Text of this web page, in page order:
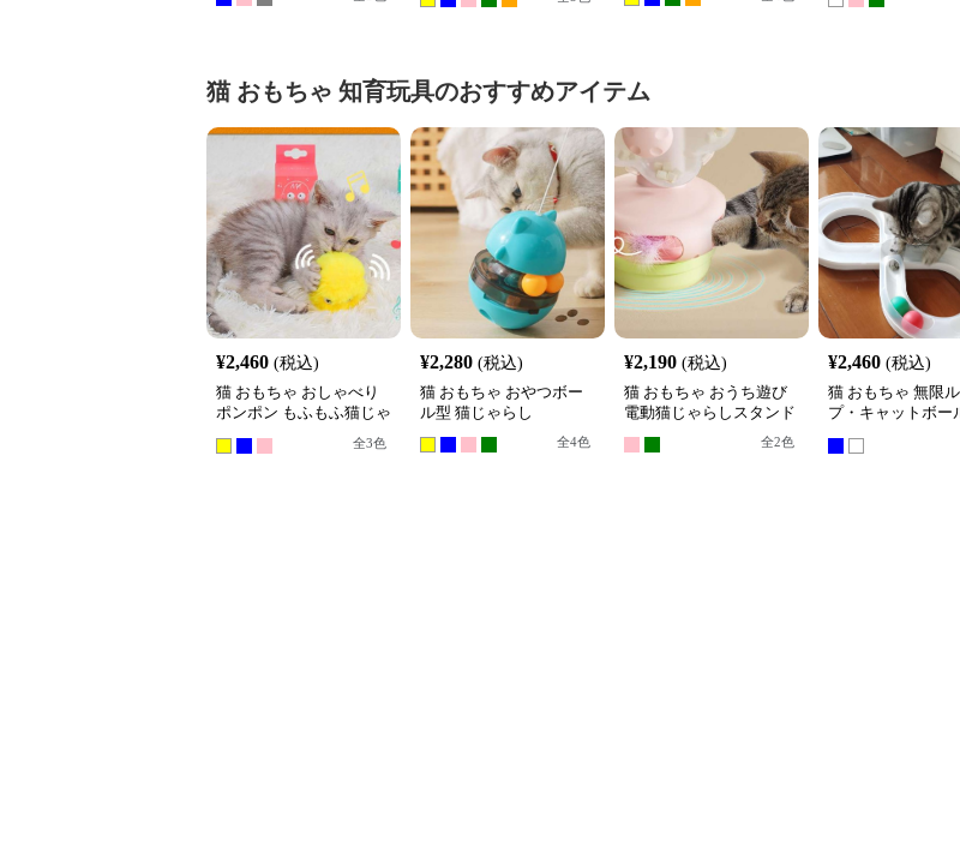
猫 おもちゃ 知育玩具のおすすめアイテム
¥2,460 (税込)
猫 おもちゃ おしゃべり
ポンポン もふもふ猫じゃ
全3色
¥2,280 (税込)
猫 おもちゃ おやつボー
ル型 猫じゃらし
全4色
¥2,190 (税込)
猫 おもちゃ おうち遊び
電動猫じゃらしスタンド
全2色
¥2,460 (税込)
猫 おもちゃ 無限
プ・キャットボー